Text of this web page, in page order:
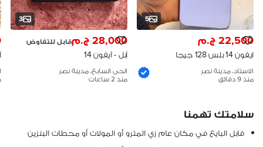
5
22,500 ج.م
ايفون 14 بلس 128 جيجا
بدون خدش نهائى
الاستاد، مدينة نصر
منذ 9 دقائق
3
28,000 ج.م قابل للتفاوض
آبل - آيفون 14
الحي السابع، مدينة نصر
منذ 2 ساعات
سلامتك تهمنا
قابل البايع في مكان عام زي المترو أو المولات أو محطات البنزين